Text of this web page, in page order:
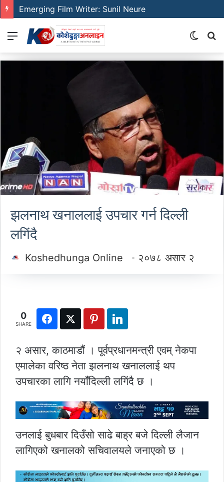
Emerging Film Writer: Sunil Neure
Menu
Switch
झलनाथ खनाललाई उपचार गर्न दिल्ली
लगिंदै
Koshedhunga Online २०७८ असार २
0
SHARE
२ असार, काठमाडौं । पूर्वप्रधानमन्त्री एवम् नेकपा
एमालेका वरिष्ठ नेता झलनाथ खनाललाई थप
उपचारका लागि नयाँदिल्ली लगिंदै छ ।
उनलाई बुधबार दिउँसो साढे बाह्र बजे दिल्ली लैजान
लागिएको खनालको सचिवालयले जनाएको छ ।